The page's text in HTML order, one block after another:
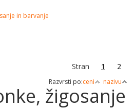
in barvanje
Stran 1 2
Razvrsti po:ceni nazivu
žigosanje